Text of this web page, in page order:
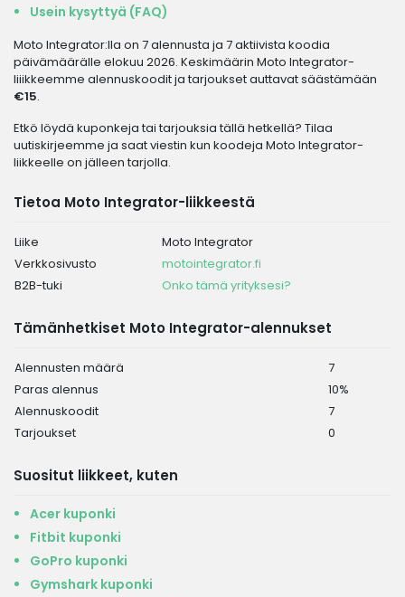
Usein kysyttyä (FAQ)
Moto Integrator:lla on 7 alennusta ja 7 aktiivista koodia
päivämäärälle elokuu 2026. Keskimäärin Moto Integrator-
liiikkeemme alennuskoodit ja tarjoukset auttavat säästämään
€15.
Etkö löydä kuponkeja tai tarjouksia tällä hetkellä? Tilaa
uutiskirjeemme ja saat viestin kun koodeja Moto Integrator-
liikkeelle on jälleen tarjolla.
Tietoa Moto Integrator-liikkeestä
Liike
Moto Integrator
Verkkosivusto
motointegrator.fi
B2B-tuki
Onko tämä yrityksesi?
Tämänhetkiset Moto Integrator-alennukset
Alennusten määrä
7
Paras alennus
10%
Alennuskoodit
7
Tarjoukset
0
Suositut liikkeet, kuten
Acer kuponki
Fitbit kuponki
GoPro kuponki
Gymshark kuponki